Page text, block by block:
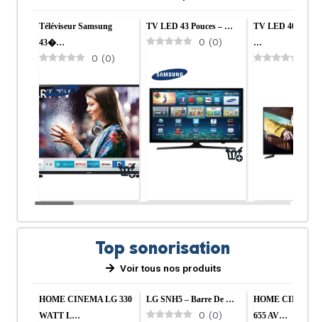
Salon
Téléviseur Samsung
43�…
0 (0)
TV LED 43 Pouces – …
0 (0)
TV LED 40
…
Top sonorisation
Voir tous nos produits
HOME CINEMA LG 330
WATT L…
LG SNH5 – Barre De …
0 (0)
HOME
655 AV…